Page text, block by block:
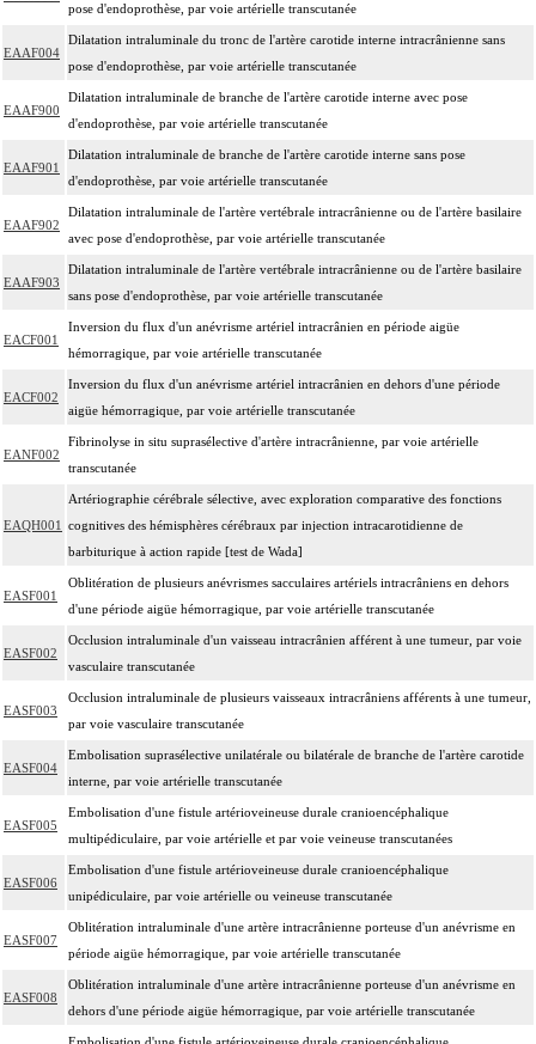
pose d'endoprothèse, par voie artérielle transcutanée
EAAF004
Dilatation intraluminale du tronc de l'artère carotide interne intracrânienne sans
pose d'endoprothèse, par voie artérielle transcutanée
EAAF900
Dilatation intraluminale de branche de l'artère carotide interne avec pose
d'endoprothèse, par voie artérielle transcutanée
EAAF901
Dilatation intraluminale de branche de l'artère carotide interne sans pose
d'endoprothèse, par voie artérielle transcutanée
EAAF902
Dilatation intraluminale de l'artère vertébrale intracrânienne ou de l'artère basilaire
avec pose d'endoprothèse, par voie artérielle transcutanée
EAAF903
Dilatation intraluminale de l'artère vertébrale intracrânienne ou de l'artère basilaire
sans pose d'endoprothèse, par voie artérielle transcutanée
EACF001
Inversion du flux d'un anévrisme artériel intracrânien en période aigüe
hémorragique, par voie artérielle transcutanée
EACF002
Inversion du flux d'un anévrisme artériel intracrânien en dehors d'une période
aigüe hémorragique, par voie artérielle transcutanée
EANF002
Fibrinolyse in situ suprasélective d'artère intracrânienne, par voie artérielle
transcutanée
EAQH001
Artériographie cérébrale sélective, avec exploration comparative des fonctions
cognitives des hémisphères cérébraux par injection intracarotidienne de
barbiturique à action rapide [test de Wada]
EASF001
Oblitération de plusieurs anévrismes sacculaires artériels intracrâniens en dehors
d'une période aigüe hémorragique, par voie artérielle transcutanée
EASF002
Occlusion intraluminale d'un vaisseau intracrânien afférent à une tumeur, par voie
vasculaire transcutanée
EASF003
Occlusion intraluminale de plusieurs vaisseaux intracrâniens afférents à une tumeur,
par voie vasculaire transcutanée
EASF004
Embolisation suprasélective unilatérale ou bilatérale de branche de l'artère carotide
interne, par voie artérielle transcutanée
EASF005
Embolisation d'une fistule artérioveineuse durale cranioencéphalique
multipédiculaire, par voie artérielle et par voie veineuse transcutanées
EASF006
Embolisation d'une fistule artérioveineuse durale cranioencéphalique
unipédiculaire, par voie artérielle ou veineuse transcutanée
EASF007
Oblitération intraluminale d'une artère intracrânienne porteuse d'un anévrisme en
période aigüe hémorragique, par voie artérielle transcutanée
EASF008
Oblitération intraluminale d'une artère intracrânienne porteuse d'un anévrisme en
dehors d'une période aigüe hémorragique, par voie artérielle transcutanée